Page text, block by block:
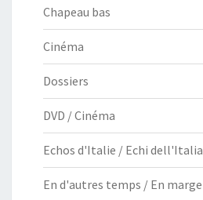
Chapeau bas
Cinéma
Dossiers
DVD / Cinéma
Echos d'Italie / Echi dell'Italia
En d'autres temps / En marge